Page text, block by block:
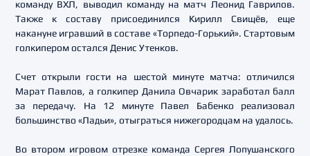
команду ВХЛ, выводил команду на матч Леонид Гаврилов.
Также к составу присоединился Кирилл Свищёв, еще
накануне игравший в составе «Торпедо-Горький». Стартовым
голкипером остался Денис Утенков.
Счет открыли гости на шестой минуте матча: отличился
Марат Павлов, а голкипер Данила Овчарик заработал балл
за передачу. На 12 минуте Павел Бабенко реализовал
большинство «Ладьи», отыграться нижегородцам на удалось.
Во втором игровом отрезке команда Сергея Лопушанского